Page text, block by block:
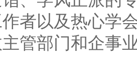
者以及热心学
管部门和企事